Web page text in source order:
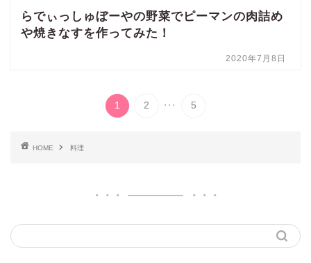
らでぃっしゅぼーやの野菜でピーマンの肉詰め
や焼きなすを作ってみた！
2020年7月8日
1 2 ... 5
HOME 料理